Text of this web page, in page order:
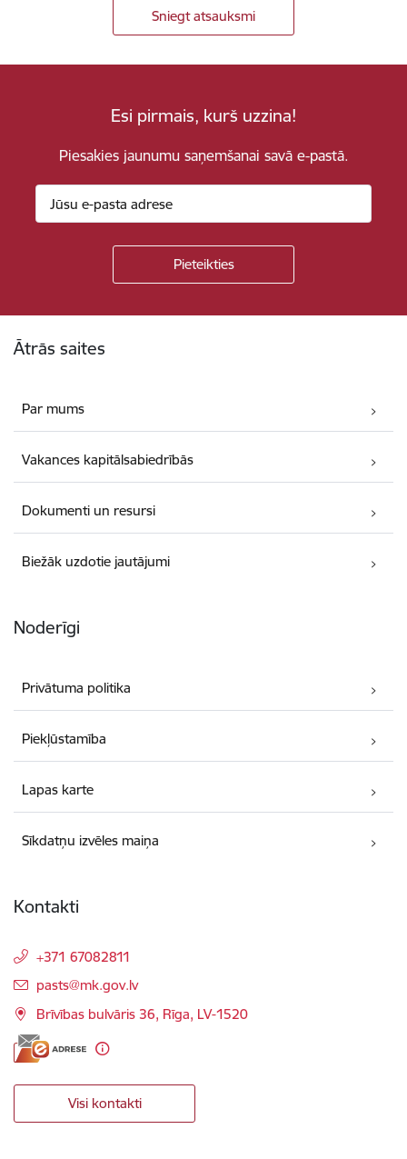
Sniegt atsauksmi
Esi pirmais, kurš uzzina!
Piesakies jaunumu saņemšanai savā e-pastā.
Ātrās saites
Par mums
Vakances kapitālsabiedrībās
Dokumenti un resursi
Biežāk uzdotie jautājumi
Noderīgi
Privātuma politika
Piekļūstamība
Lapas karte
Sīkdatņu izvēles maiņa
Kontakti
+371 67082811
E-pasts:
pasts@mk.gov.lv
Brīvības bulvāris 36, Rīga, LV-1520
Visi kontakti